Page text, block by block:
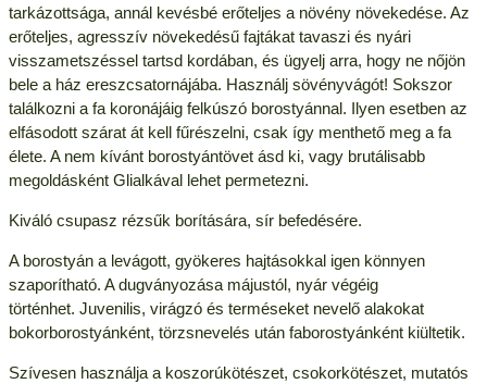
tarkázottsága, annál kevésbé erőteljes a növény növekedése. Az
erőteljes, agresszív növekedésű fajtákat tavaszi és nyári
visszametszéssel tartsd kordában, és ügyelj arra, hogy ne nőjön
bele a ház ereszcsatornájába. Használj sövényvágót! Sokszor
találkozni a fa koronájáig felkúszó borostyánnal. Ilyen esetben az
elfásodott szárat át kell fűrészelni, csak így menthető meg a fa
élete. A nem kívánt borostyántövet ásd ki, vagy brutálisabb
megoldásként Glialkával lehet permetezni.
Kiváló csupasz rézsűk borítására, sír befedésére.
A borostyán a levágott, gyökeres hajtásokkal igen könnyen
szaporítható. A dugványozása májustól, nyár végéig
történhet. Juvenilis, virágzó és terméseket nevelő alakokat
bokorborostyánként, törzsnevelés után faborostyánként kiültetik.
Szívesen használja a koszorúkötészet, csokorkötészet, mutatós